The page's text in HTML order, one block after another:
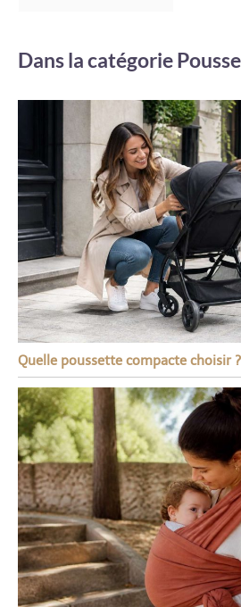
Dans la catégorie
Quelle poussette compacte choisir ?